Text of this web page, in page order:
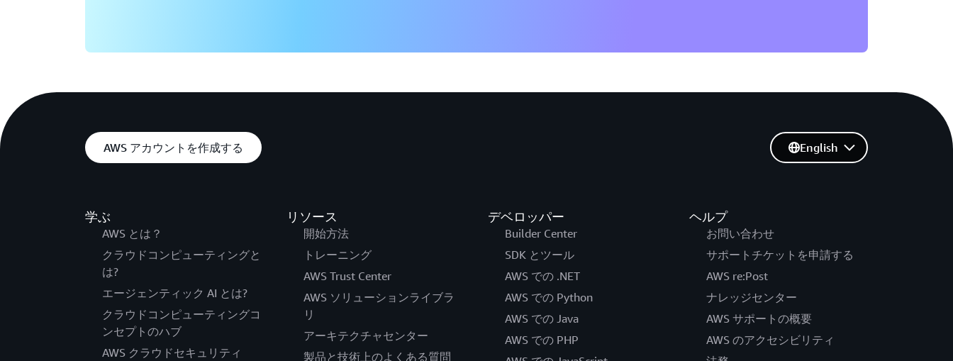
AWS アカウントを作成する
学ぶ
AWS とは？
クラウドコンピューティングと
は?
エージェンティック AI とは?
クラウドコンピューティングコ
ンセプトのハブ
AWS クラウドセキュリティ
リソース
開始方法
トレーニング
AWS Trust Center
AWS ソリューションライブラ
リ
アーキテクチャセンター
製品と技術上のよくある質問
デベロッパー
Builder Center
SDK とツール
AWS での .NET
AWS での Python
AWS での Java
AWS での PHP
ヘルプ
お問い合わせ
サポートチケットを申請する
AWS re:Post
ナレッジセンター
AWS サポートの概要
AWS のアクセシビリティ
English